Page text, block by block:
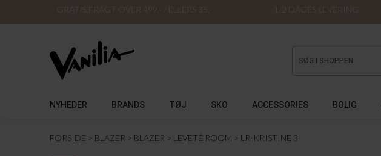
GRATIS FRAGT OVER 499,- / ELLERS 35,- 1-2 DAGES LEVERING
NYHEDER BRANDS TØJ SKO ACCESSORIES BOLIG
FORSIDE BLAZER BLAZER LEVETÉ ROOM LR-KRISTINE 3